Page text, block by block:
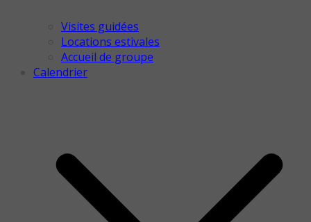
Visites guidées
Locations estivales
Accueil de groupe
Calendrier